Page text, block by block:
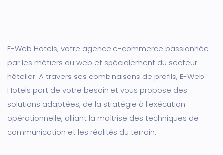
E-Web Hotels, votre agence e-commerce passionnée
par les métiers du web et spécialement du secteur
hôtelier. A travers ses combinaisons de profils, E-Web
Hotels part de votre besoin et vous propose des
solutions adaptées, de la stratégie à l’exécution
opérationnelle, alliant la maîtrise des techniques de
communication et les réalités du terrain.